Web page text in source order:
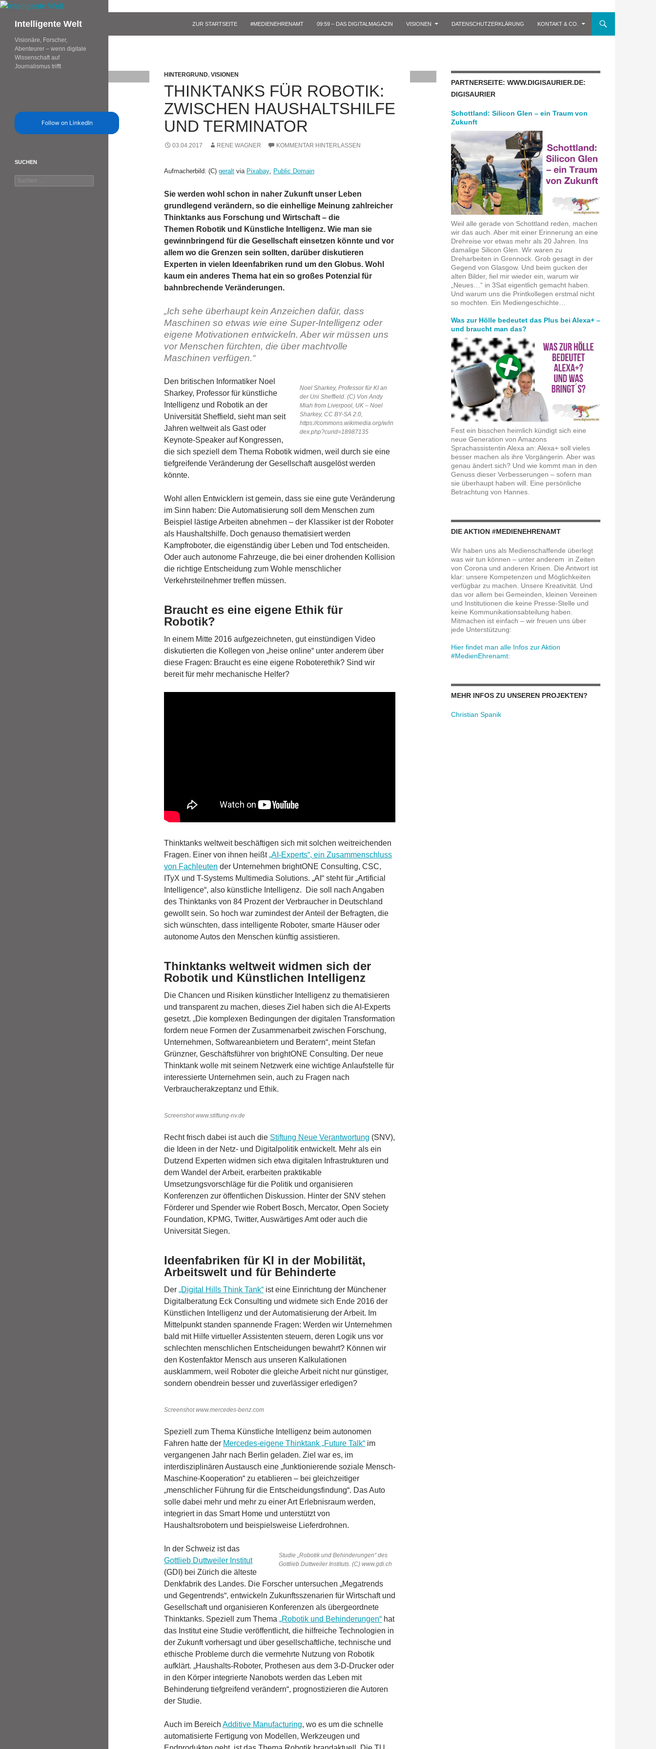
Zum
springenIntelligente Welt ZUR STARTSEITE #MEDIENEHRENAMT 09:59 – DAS DIGITALMAGAZIN VISIONEN DATENSCHUTZERKLÄRUNG KONTAKT & CO.
HINTERGRUND, VISIONEN
THINKTANKS FÜR ROBOTIK:
ZWISCHEN HAUSHALTSHILFE
UND TERMINATOR
03.04.2017 RENE WAGNER KOMMENTAR HINTERLASSEN
Aufmacherbild: (C) geralt via Pixabay Public Domain
Sie werden wohl schon in naher Zukunft unser Leben
grundlegend verändern, so die einhellige Meinung zahlreicher
Thinktanks aus Forschung und Wirtschaft – die
Themen Robotik und Künstliche Intelligenz. Wie man sie
gewinnbringend für die Gesellschaft einsetzen könnte und vor
allem wo die Grenzen sein sollten, darüber diskutieren
Experten in vielen Ideenfabriken rund um den Globus. Wohl
kaum ein anderes Thema hat ein so großes Potenzial für
bahnbrechende Veränderungen.
„Ich sehe überhaupt kein Anzeichen dafür, dass
Maschinen so etwas wie eine Super-Intelligenz oder
eigene Motivationen entwickeln. Aber wir müssen uns
vor Menschen fürchten, die über machtvolle
Maschinen verfügen.“
Noel Sharkey, Professor für KI an
der Uni Sheffield. (C) Von Andy
Miah from Liverpool, UK – Noel
Sharkey, CC BY-SA 2.0,
https://commons.wikimedia.org/w/in
dex.php?curid=18987135
Den britischen Informatiker Noel
Sharkey, Professor für künstliche
Intelligenz und Robotik an der
Universität Sheffield, sieht man seit
Jahren weltweit als Gast oder
Keynote-Speaker auf Kongressen,
die sich speziell dem Thema Robotik widmen, weil durch sie eine
tiefgreifende Veränderung der Gesellschaft ausgelöst werden
könnte.
Wohl allen Entwicklern ist gemein, dass sie eine gute Veränderung
im Sinn haben: Die Automatisierung soll dem Menschen zum
Beispiel lästige Arbeiten abnehmen – der Klassiker ist der Roboter
als Haushaltshilfe. Doch genauso thematisiert werden
Kampfroboter, die eigenständig über Leben und Tod entscheiden.
Oder auch autonome Fahrzeuge, die bei einer drohenden Kollision
die richtige Entscheidung zum Wohle menschlicher
Verkehrsteilnehmer treffen müssen.
Braucht es eine eigene Ethik für
Robotik?
In einem Mitte 2016 aufgezeichneten, gut einstündigen Video
diskutierten die Kollegen von „heise online“ unter anderem über
diese Fragen: Braucht es eine eigene Roboterethik? Sind wir
bereit für mehr mechanische Helfer?
Thinktanks weltweit beschäftigen sich mit solchen weitreichenden
Fragen. Einer von ihnen heißt„AI-Experts“, ein Zusammenschluss
von Fachleuten der Unternehmen brightONE Consulting, CSC,
ITyX und T-Systems Multimedia Solutions. „AI“ steht für „Artificial
Intelligence“, also künstliche Intelligenz. Die soll nach Angaben
des Thinktanks von 84 Prozent der Verbraucher in Deutschland
gewollt sein. So hoch war zumindest der Anteil der Befragten, die
sich wünschten, dass intelligente Roboter, smarte Häuser oder
autonome Autos den Menschen künftig assistieren.
Thinktanks weltweit widmen sich der
Robotik und Künstlichen Intelligenz
Die Chancen und Risiken künstlicher Intelligenz zu thematisieren
und transparent zu machen, dieses Ziel haben sich die AI-Experts
gesetzt. „Die komplexen Bedingungen der digitalen Transformation
fordern neue Formen der Zusammenarbeit zwischen Forschung,
Unternehmen, Softwareanbietern und Beratern“, meint Stefan
Grünzner, Geschäftsführer von brightONE Consulting. Der neue
Thinktank wolle mit seinem Netzwerk eine wichtige Anlaufstelle für
interessierte Unternehmen sein, auch zu Fragen nach
Verbraucherakzeptanz und Ethik.
Screenshot www.stiftung-nv.de
Recht frisch dabei ist auch die Stiftung Neue Verantwortung (SNV),
die Ideen in der Netz- und Digitalpolitik entwickelt. Mehr als ein
Dutzend Experten widmen sich etwa digitalen Infrastrukturen und
dem Wandel der Arbeit, erarbeiten praktikable
Umsetzungsvorschläge für die Politik und organisieren
Konferenzen zur öffentlichen Diskussion. Hinter der SNV stehen
Förderer und Spender wie Robert Bosch, Mercator, Open Society
Foundation, KPMG, Twitter, Auswärtiges Amt oder auch die
Universität Siegen.
Ideenfabriken für KI in der Mobilität,
Arbeitswelt und für Behinderte
Der „Digital Hills Think Tank“ ist eine Einrichtung der Münchener
Digitalberatung Eck Consulting und widmete sich Ende 2016 der
Künstlichen Intelligenz und der Automatisierung der Arbeit. Im
Mittelpunkt standen spannende Fragen: Werden wir Unternehmen
bald mit Hilfe virtueller Assistenten steuern, deren Logik uns vor
schlechten menschlichen Entscheidungen bewahrt? Können wir
den Kostenfaktor Mensch aus unseren Kalkulationen
ausklammern, weil Roboter die gleiche Arbeit nicht nur günstiger,
sondern obendrein besser und zuverlässiger erledigen?
Screenshot www.mercedes-benz.com
Speziell zum Thema Künstliche Intelligenz beim autonomen
Fahren hatte der Mercedes-eigene Thinktank „Future Talk“ im
vergangenen Jahr nach Berlin geladen. Ziel war es, im
interdisziplinären Austausch eine „funktionierende soziale Mensch-
Maschine-Kooperation“ zu etablieren – bei gleichzeitiger
„menschlicher Führung für die Entscheidungsfindung“. Das Auto
solle dabei mehr und mehr zu einer Art Erlebnisraum werden,
integriert in das Smart Home und unterstützt von
Haushaltsrobotern und beispielsweise Lieferdrohnen.
Studie „Robotik und Behinderungen“ des
Gottlieb Duttweiler Instituts. (C) www.gdi.ch
In der Schweiz ist das
Gottlieb Duttweiler Institut
(GDI) bei Zürich die älteste
Denkfabrik des Landes. Die Forscher untersuchen „Megatrends
und Gegentrends“, entwickeln Zukunftsszenarien für Wirtschaft und
Gesellschaft und organisieren Konferenzen als übergeordnete
Thinktanks. Speziell zum Thema „Robotik und Behinderungen“ hat
das Institut eine Studie veröffentlicht, die hilfreiche Technologien in
der Zukunft vorhersagt und über gesellschaftliche, technische und
ethische Probleme durch die vermehrte Nutzung von Robotik
aufklärt. „Haushalts-Roboter, Prothesen aus dem 3-D-Drucker oder
in den Körper integrierte Nanobots werden das Leben mit
Behinderung tiefgreifend verändern“, prognostizieren die Autoren
der Studie.
Auch im Bereich Additive Manufacturing, wo es um die schnelle
automatisierte Fertigung von Modellen, Werkzeugen und
PARTNERSEITE: WWW.DIGISAURIER.DE:
DIGISAURIER
Schottland: Silicon Glen – ein Traum von
Zukunft
Weil alle gerade von Schottland reden, machen
wir das auch. Aber mit einer Erinnerung an eine
Drehreise vor etwas mehr als 20 Jahren. Ins
damalige Silicon Glen. Wir waren zu
Dreharbeiten in Grennock. Grob gesagt in der
Gegend von Glasgow. Und beim gucken der
alten Bilder, fiel mir wieder ein, warum wir
„Neues…“ in 3Sat eigentlich gemacht haben.
Und warum uns die Printkollegen erstmal nicht
so mochten. Ein Mediengeschichte…
Was zur Hölle bedeutet das Plus bei Alexa+ –
und braucht man das?
Fest ein bisschen heimlich kündigt sich eine
neue Generation von Amazons
Sprachassistentin Alexa an: Alexa+ soll vieles
besser machen als ihre Vorgängerin. Aber was
genau ändert sich? Und wie kommt man in den
Genuss dieser Verbesserungen – sofern man
sie überhaupt haben will. Eine persönliche
Betrachtung von Hannes.
DIE AKTION #MEDIENEHRENAMT
Wir haben uns als Medienschaffende überlegt
was wir tun können – unter anderem in Zeiten
von Corona und anderen Krisen. Die Antwort ist
klar: unsere Kompetenzen und Möglichkeiten
verfügbar zu machen. Unsere Kreativität. Und
das vor allem bei Gemeinden, kleinen Vereinen
und Institutionen die keine Presse-Stelle und
keine Kommunikationsabteilung haben.
Mitmachen ist einfach – wir freuen uns über
jede Unterstützung:
Hier findet man alle Infos zur Aktion
#MedienEhrenamt:
MEHR INFOS ZU UNSEREN PROJEKTEN?
Christian Spanik
Visionäre, Forscher,
Abenteurer – wenn digitale
Wissenschaft auf
Journalismus trifft
Follow on LinkedIn
SUCHEN
Suchen
nach: